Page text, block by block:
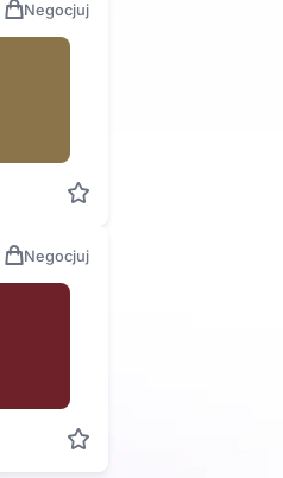
Negocjuj
Negocjuj